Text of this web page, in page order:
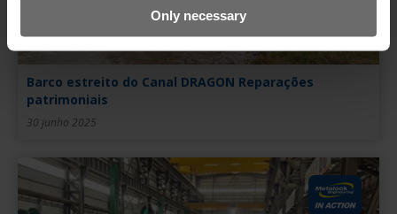
Only necessary
Barco estreito do Canal DRAGON Reparações
patrimoniais
30 junho 2025